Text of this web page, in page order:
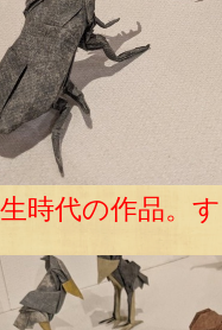
時代の作品。